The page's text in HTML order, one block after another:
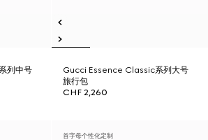
列中号
Gucci Essence Classic系列大号
旅行包
CHF 2,260
首字母个性化定制